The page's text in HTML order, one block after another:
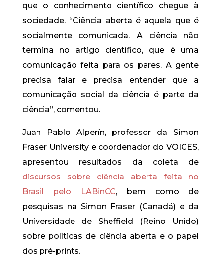
que o conhecimento científico chegue à
sociedade. “Ciência aberta é aquela que é
socialmente comunicada. A ciência não
termina no artigo científico, que é uma
comunicação feita para os pares. A gente
precisa falar e precisa entender que a
comunicação social da ciência é parte da
ciência”, comentou.
Juan Pablo Alperín, professor da Simon
Fraser University e coordenador do VOICES,
apresentou resultados da coleta de
discursos sobre ciência aberta feita no
Brasil pelo LABinCC, bem como de
pesquisas na Simon Fraser (Canadá) e da
Universidade de Sheffield (Reino Unido)
sobre políticas de ciência aberta e o papel
dos pré-prints.